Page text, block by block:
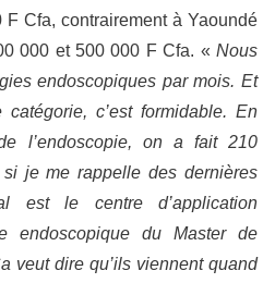
Cfa, contrairement à Yaoundé
000 et 500 000 F Cfa. « Nous
endoscopiques par mois. Et
c’est formidable. En
l’endoscopie, on a fait 210
je me rappelle des dernières
est le centre d’application
endoscopique du Master de
veut dire qu’ils viennent quand